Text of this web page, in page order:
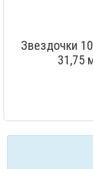
Звездочки
31,75